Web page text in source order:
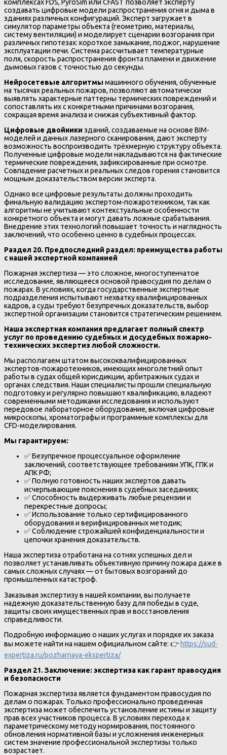
комплексах FDS, PyroSim или CFAST позволяет эксперту
создавать цифровые модели распространения огня и дыма в
зданиях различных конфигураций. Эксперт загружает в
симулятор параметры объекта (геометрию, материалы,
систему вентиляции) и моделирует сценарии возгорания при
различных гипотезах: короткое замыкание, поджог, нарушение
эксплуатации печи. Система рассчитывает температурные
поля, скорость распространения фронта пламени и движение
дымовых газов с точностью до секунды.
Нейросетевые алгоритмы машинного обучения, обученные
на тысячах реальных пожаров, позволяют автоматически
выявлять характерные паттерны термических повреждений и
сопоставлять их с конкретными причинами возгорания,
сокращая время анализа и снижая субъективный фактор.
Цифровые двойники зданий, создаваемые на основе BIM-
моделей и данных лазерного сканирования, дают эксперту
возможность воспроизводить трёхмерную структуру объекта.
Полученные цифровые модели накладываются на фактические
термические повреждения, зафиксированные при осмотре.
Совпадение расчетных и реальных следов горения становится
мощным доказательством версии эксперта.
Однако все цифровые результаты должны проходить
финальную валидацию экспертом-пожаротехником, так как
алгоритмы не учитывают контекстуальные особенности
конкретного объекта и могут давать ложные срабатывания.
Внедрение этих технологий повышает точность и наглядность
заключений, что особенно ценно в судебных процессах.
Раздел 20. Предпоследний раздел: преимущества работы
с нашей экспертной компанией
Пожарная экспертиза — это сложное, многоступенчатое
исследование, являющееся основой правосудия по делам о
пожарах. В условиях, когда государственные экспертные
подразделения испытывают нехватку квалифицированных
кадров, а суды требуют безупречных доказательств, выбор
экспертной организации становится стратегическим решением.
Наша экспертная компания предлагает полный спектр
услуг по проведению судебных и досудебных пожарно-
технических экспертиз любой сложности.
Мы располагаем штатом высококвалифицированных
экспертов-пожаротехников, имеющих многолетний опыт
работы в судах общей юрисдикции, арбитражных судах и
органах следствия. Наши специалисты прошли специальную
подготовку и регулярно повышают квалификацию, владеют
современными методиками исследования и используют
передовое лабораторное оборудование, включая цифровые
микроскопы, хроматографы и программные комплексы для
CFD-моделирования.
Мы гарантируем:
✅ Безупречное процессуальное оформление
заключений, соответствующее требованиям УПК, ГПК и
АПК РФ;
✅ Полную готовность наших экспертов давать
исчерпывающие пояснения в судебных заседаниях;
✅ Способность выдерживать любые рецензии и
перекрестные допросы;
✅ Использование только сертифицированного
оборудования и верифицированных методик;
✅ Соблюдение строжайшей конфиденциальности и
цепочки хранения доказательств.
Наша экспертиза отработана на сотнях успешных дел и
позволяет устанавливать объективную причину пожара даже в
самых сложных случаях — от бытовых возгораний до
промышленных катастроф.
Заказывая экспертизу в нашей компании, вы получаете
надежную доказательственную базу для победы в суде,
защиты своих имущественных прав и восстановления
справедливости.
Подробную информацию о наших услугах и порядке их заказа
вы можете найти на нашем официальном сайте: 👉 https://sud-
expertiza.ru/pozharnaya-ekspertiza/
Раздел 21. Заключение: экспертиза как гарант правосудия
и безопасности
Пожарная экспертиза является фундаментом правосудия по
делам о пожарах. Только профессионально проведенная
экспертиза может обеспечить установление истины и защиту
прав всех участников процесса. В условиях перехода к
параметрическому методу нормирования, постоянного
обновления нормативной базы и усложнения инженерных
систем значение профессиональной экспертизы только
возрастает.